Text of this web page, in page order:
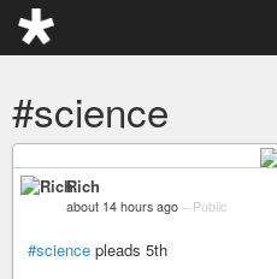
#science
Rich
about 14 hours ago – Public
#science pleads 5th